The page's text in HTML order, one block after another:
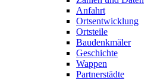
Anfahrt
Ortsentwicklung
Ortsteile
Baudenkmäler
Geschichte
Wappen
Partnerstädte